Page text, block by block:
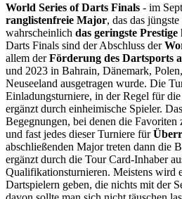
World Series of Darts Finals - im
ranglistenfreie Major, das das
wahrscheinlich das geringste Prestige
Darts Finals sind der Abschluss der
allem derFörderung des Dartsports
und 2023 in Bahrain, Dänemark,
Neuseeland ausgetragen wurde. Die
Einladungsturniere, in der Regel für
ergänzt durch einheimische Spieler.
Begegnungen, bei denen die Favoriten
und fast jedes dieser Turniere für
abschließenden Major treten dann die
ergänzt durch die Tour Card-Inhaber
Qualifikationsturnieren. Meistens wird
Dartspielern geben, die nichts mit der